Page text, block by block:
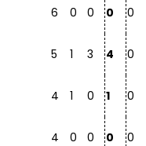
6 0 0 0 0
5 1 3 4 0
4 1 0 1 0
4 0 0 0 0